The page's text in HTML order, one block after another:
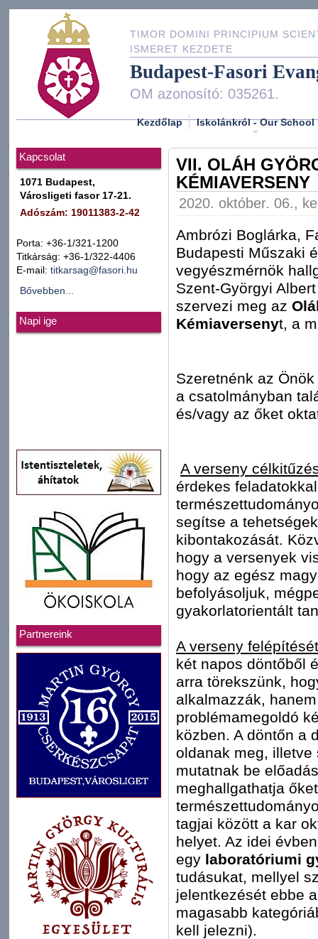
TIMOR DOMINI PRINCIPIUM
ISMERET KEZDETE
Budapest-Fasori
OM azonosító: 035261.
Kezdőlap Iskolánkról - Our School
Kapcsolat
1071 Budapest,
Városligeti fasor 17-21.
Adószám: 19011383-2-42
Porta: +36-1/321-1200
Titkárság: +36-1/322-4406
E-mail: titkarsag@fasori.hu
Bővebben...
Napi ige
Partnereink
VII. OLÁH
KÉMIAVERSENY
2020. október. 06.,
Ambrózi Boglárka,
Budapesti Műszaki
vegyészmérnök
Szent-Györgyi
szervezi meg az
Kémiaversenyt, a
Szeretnénk az
a csatolmányban
és/vagy az őket
A verseny
érdekes
segítse a
kibontakozását.
hogy a versenyek
hogy az egész
befolyásoljuk,
gyakorlatorientált
A verseny
két napos döntőből
arra törekszünk,
alkalmazzák,
problémamegoldó
közben. A döntőn a
oldanak meg,
mutatnak be
meghallgathatja
tagjai között a kar
helyet. Az idei
egy laboratóriumi
tudásukat, mellyel
jelentkezését ebbe
magasabb
kell jelezni).